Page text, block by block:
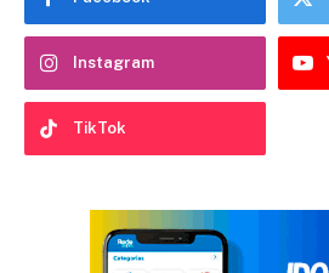
Instagram
TikTok